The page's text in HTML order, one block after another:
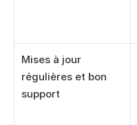
Mises à jour
régulières et bon
support